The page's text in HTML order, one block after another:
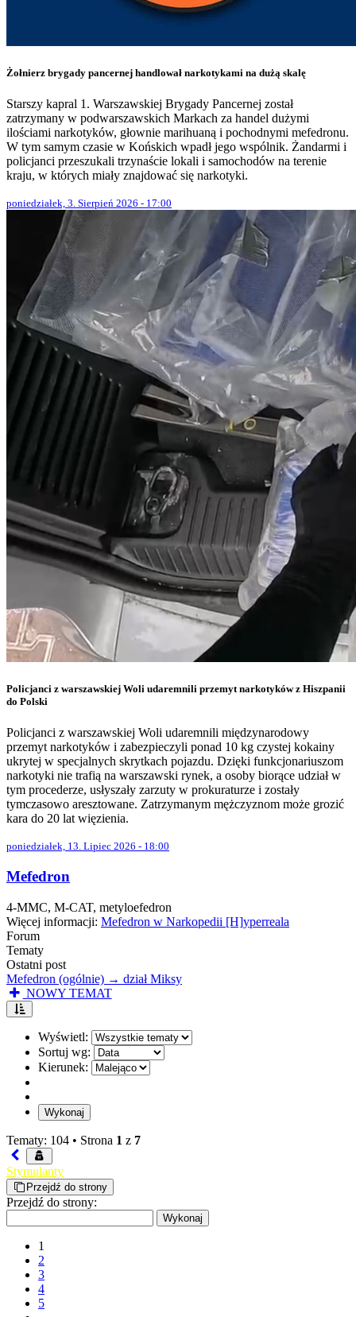
Żołnierz brygady pancernej handlował narkotykami na dużą skalę
Starszy kapral 1. Warszawskiej Brygady Pancernej został
zatrzymany w podwarszawskich Markach za handel dużymi
ilościami narkotyków, głownie marihuaną i pochodnymi mefedronu.
W tym samym czasie w Końskich wpadł jego wspólnik. Żandarmi i
policjanci przeszukali trzynaście lokali i samochodów na terenie
kraju, w których miały znajdować się narkotyki.
poniedziałek, 3. Sierpień 2026 - 17:00
Policjanci z warszawskiej Woli udaremnili przemyt narkotyków z Hiszpanii
do Polski
Policjanci z warszawskiej Woli udaremnili międzynarodowy
przemyt narkotyków i zabezpieczyli ponad 10 kg czystej kokainy
ukrytej w specjalnych skrytkach pojazdu. Dzięki funkcjonariuszom
narkotyki nie trafią na warszawski rynek, a osoby biorące udział w
tym procederze, usłyszały zarzuty w prokuraturze i zostały
tymczasowo aresztowane. Zatrzymanym mężczyznom może grozić
kara do 20 lat więzienia.
poniedziałek, 13. Lipiec 2026 - 18:00
Mefedron
4-MMC, M-CAT, metyloefedron
Więcej informacji: Mefedron w Narkopedii [H]yperreala
Forum
Tematy
Ostatni post
Mefedron (ogólnie) → dział Miksy
NOWY TEMAT
Wyświetl:
Sortuj wg:
Kierunek:
Tematy: 104 • Strona 1 z 7
Stymulanty
Przejdź do strony
Przejdź do strony:
1
2
3
4
5